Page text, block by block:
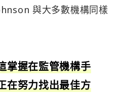
與大多數機構同樣
掌握在監管機構手
在努力找出最佳方